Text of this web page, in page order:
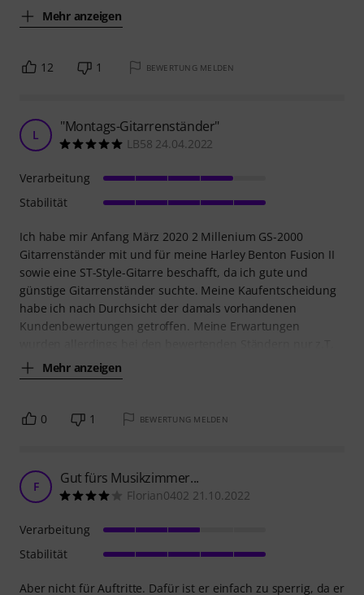
Mehr anzeigen
12 1 BEWERTUNG MELDEN
L "Montags-Gitarrenständer"
LB58 24.04.2022
Ich habe mir Anfang März 2020 2 Millenium GS-2000
Gitarrenständer mit und für meine Harley Benton Fusion II
sowie eine ST-Style-Gitarre beschafft, da ich gute und
günstige Gitarrenständer suchte. Meine Kaufentscheidung
habe ich nach Durchsicht der damals vorhandenen
Kundenbewertungen getroffen. Meine Erwartungen
Mehr anzeigen
Verarbeitung
Stabilität
0 1 BEWERTUNG MELDEN
F Gut fürs Musikzimmer...
Florian0402 21.10.2022
Aber nicht für Auftritte. Dafür ist er einfach zu sperrig, da er
Verarbeitung
Stabilität